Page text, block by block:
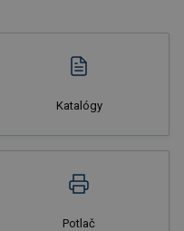
Katalógy
Potlač